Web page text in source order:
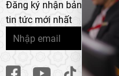
Đăng ký nhận bản tin của
tin tức mới nhất